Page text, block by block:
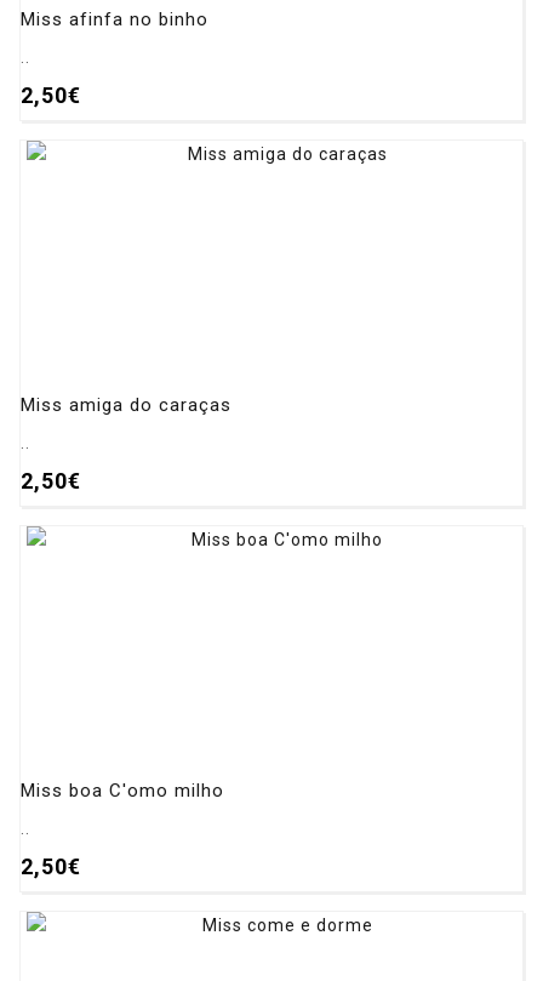
Miss afinfa no binho
2,50€
Miss amiga do caraças
2,50€
Miss boa C'omo milho
2,50€